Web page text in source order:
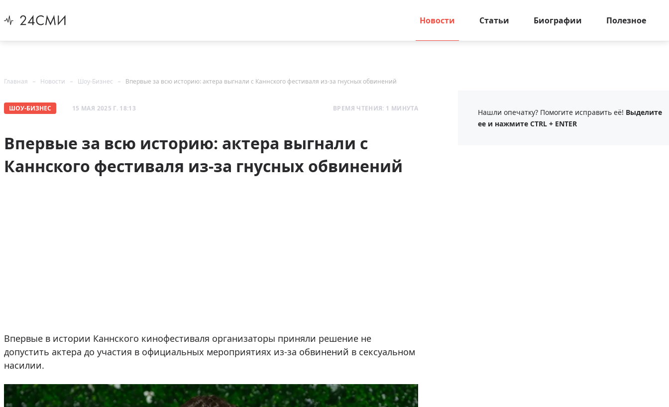
Новости Статьи Биографии Полезное
Главная Новости Шоу-Бизнес Впервые за всю историю: актера выгнали с Каннского фестиваля из-за гнусных обвинений
ШОУ-БИЗНЕС 15 МАЯ 2025 Г. 18:13 ВРЕМЯ ЧТЕНИЯ: 1 МИНУТА
Впервые за всю историю: актера выгнали с
Каннского фестиваля из-за гнусных обвинений
Впервые в истории Каннского кинофестиваля организаторы приняли решение не
допустить актера до участия в официальных мероприятиях из-за обвинений в сексуальном
насилии.
Нашли опечатку? Помогите исправить её! Выделите
ее и нажмите CTRL + ENTER